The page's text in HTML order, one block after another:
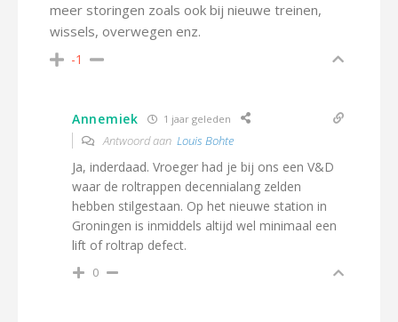
meer storingen zoals ook bij nieuwe treinen,
wissels, overwegen enz.
-1
Annemiek 1 jaar geleden
Antwoord aan Louis Bohte
Ja, inderdaad. Vroeger had je bij ons een V&D
waar de roltrappen decennialang zelden
hebben stilgestaan. Op het nieuwe station in
Groningen is inmiddels altijd wel minimaal een
lift of roltrap defect.
0